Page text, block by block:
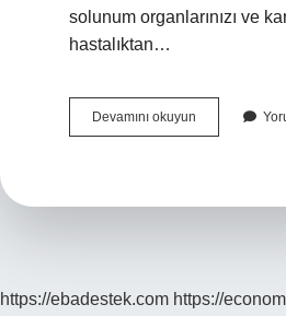
solunum organlarınızı ve
hastalıktan…
Devamını okuyun
Eti
https://ebadestek.com https://